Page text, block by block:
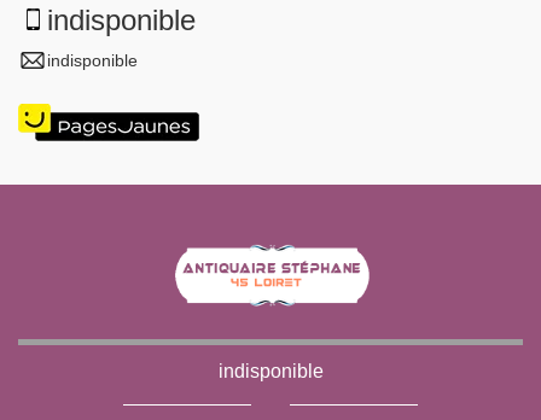
indisponible
indisponible
indisponible